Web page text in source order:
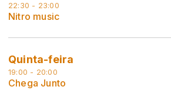
22:30 - 23:00
Nitro music
Quinta-feira
19:00 - 20:00
Chega Junto